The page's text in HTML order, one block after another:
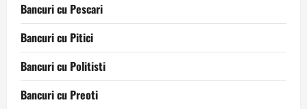
Bancuri cu Pescari
Bancuri cu Pitici
Bancuri cu Politisti
Bancuri cu Preoti